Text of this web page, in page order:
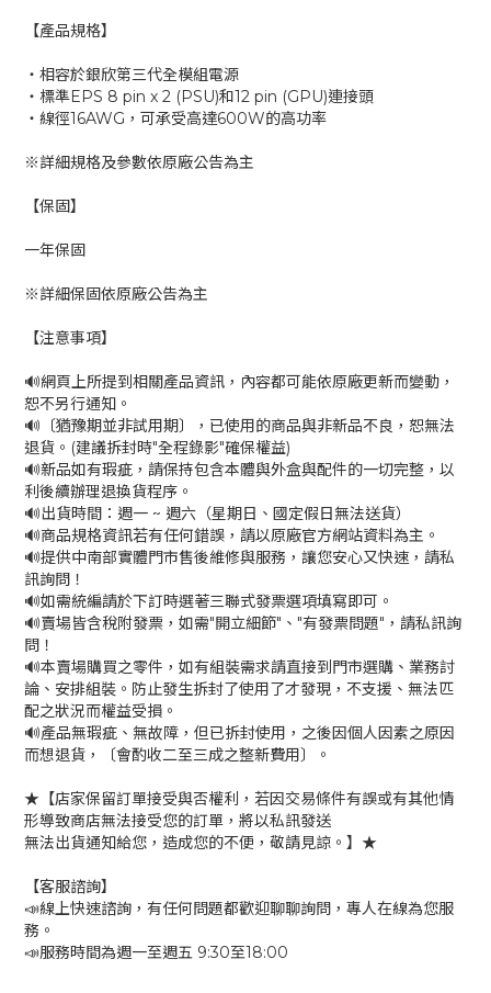
【產品規格】
‧相容於銀欣第三代全模組電源
‧標準EPS 8 pin x 2 (PSU)和12 pin (GPU)連接頭
‧線徑16AWG，可承受高達600W的高功率
※詳細規格及參數依原廠公告為主
【保固】
一年保固
※詳細保固依原廠公告為主
【注意事項】
🔊網頁上所提到相關產品資訊，內容都可能依原廠更新而變動，
恕不另行通知。
🔊〔猶豫期並非試用期〕，已使用的商品與非新品不良，恕無法
退貨。(建議拆封時"全程錄影"確保權益)
🔊新品如有瑕疵，請保持包含本體與外盒與配件的一切完整，以
利後續辦理退換貨程序。
🔊出貨時間：週一 ~ 週六（星期日、國定假日無法送貨）
🔊商品規格資訊若有任何錯誤，請以原廠官方網站資料為主。
🔊提供中南部實體門市售後維修與服務，讓您安心又快速，請私
訊詢問！
🔊如需統編請於下訂時選著三聯式發票選項填寫即可。
🔊賣場皆含稅附發票，如需"開立細節"、"有發票問題"，請私訊詢
問！
🔊本賣場購買之零件，如有組裝需求請直接到門市選購、業務討
論、安排組裝。防止發生拆封了使用了才發現，不支援、無法匹
配之狀況而權益受損。
🔊產品無瑕疵、無故障，但已拆封使用，之後因個人因素之原因
而想退貨，〔會酌收二至三成之整新費用〕。
★【店家保留訂單接受與否權利，若因交易條件有誤或有其他情
形導致商店無法接受您的訂單，將以私訊發送
無法出貨通知給您，造成您的不便，敬請見諒。】★
【客服諮詢】
📣線上快速諮詢，有任何問題都歡迎聊聊詢問，專人在線為您服
務。
📣服務時間為週一至週五 9:30至18:00